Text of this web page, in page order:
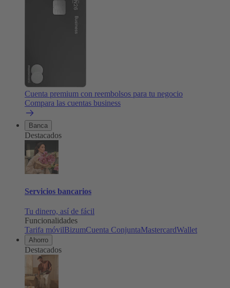
Cuenta premium con reembolsos para tu negocio
Compara las cuentas business
Banca
Destacados
Servicios bancarios
Tu dinero, así de fácil
Funcionalidades
Tarifa móvilBizumCuenta ConjuntaMastercardWallet
Ahorro
Destacados